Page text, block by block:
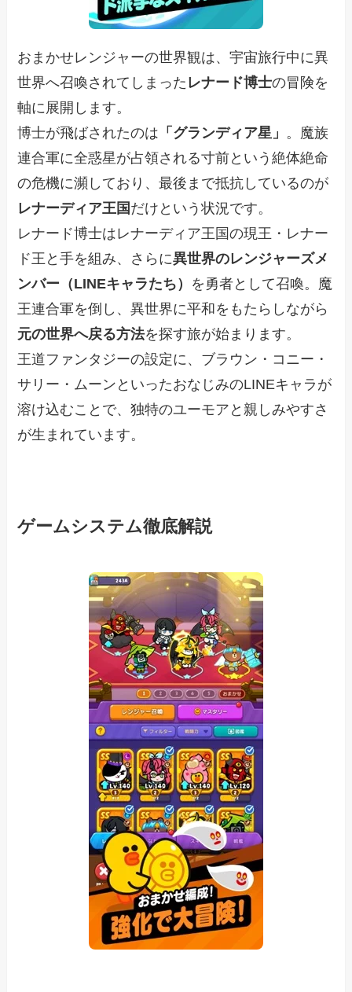
おまかせレンジャーの世界観は、宇宙旅行中に異
世界へ召喚されてしまった レナード博士の冒険を
軸に展開します。
博士が飛ばされたのは 「グランディア星」 。魔族
連合軍に全惑星が占領される寸前という絶体絶命
の危機に瀕しており、最後まで抵抗しているのが
レナーディア王国 だけという状況です。
レナード博士はレナーディア王国の現王・レナー
ド王と手を組み、さらに異世界のレンジャーズメ
ンバー（LINEキャラたち） を勇者として召喚。魔
王連合軍を倒し、異世界に平和をもたらしながら
元の世界へ戻る方法を探す旅が始まります。
王道ファンタジーの設定に、ブラウン・コニー・
サリー・ムーンといったおなじみのLINEキャラが
溶け込むことで、独特のユーモアと親しみやすさ
が生まれています。
ゲームシステム徹底解説